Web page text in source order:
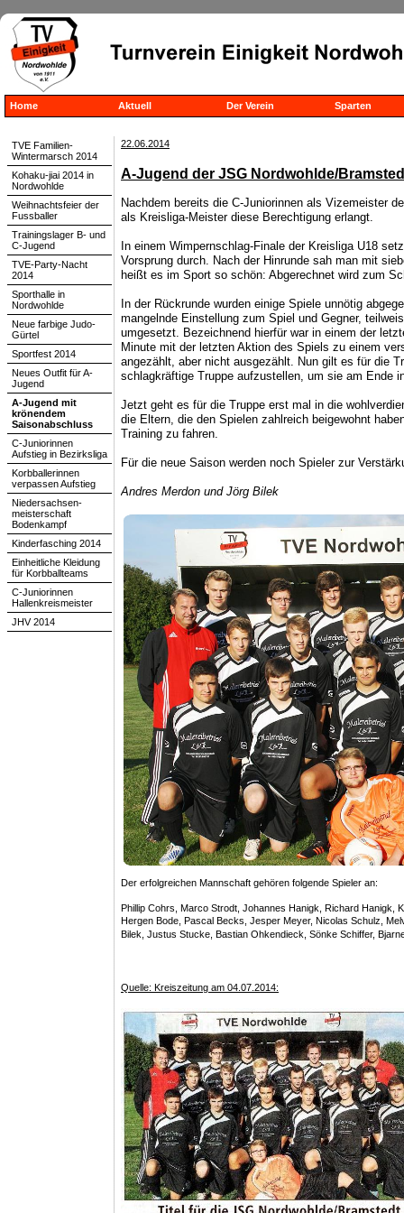
Home Aktuell Der Verein Sparten
22.06.2014
A-Jugend der JSG Nordwohlde/
Nachdem bereits die C-Juniorinnen als Vizemeister
als Kreisliga-Meister diese Berechtigung erlangt.
In einem Wimpernschlag-Finale der Kreisliga U18
Vorsprung durch. Nach der Hinrunde sah man mit
heißt es im Sport so schön: Abgerechnet wird zum
In der Rückrunde wurden einige Spiele unnötig
mangelnde Einstellung zum Spiel und Gegner,
umgesetzt. Bezeichnend hierfür war in einem der
Minute mit der letzten Aktion des Spiels zu einem
angezählt, aber nicht ausgezählt. Nun gilt es für die
schlagkräftige Truppe aufzustellen, um sie am Ende
Jetzt geht es für die Truppe erst mal in die
die Eltern, die den Spielen zahlreich beigewohnt
Training zu fahren.
Für die neue Saison werden noch Spieler zur
Andres Merdon und Jörg Bilek
Der erfolgreichen Mannschaft gehören folgende Spieler an:
Phillip Cohrs, Marco Strodt, Johannes Hanigk, Richard Hanigk,
Hergen Bode, Pascal Becks, Jesper Meyer, Nicolas Schulz,
Bilek, Justus Stucke, Bastian Ohkendieck, Sönke Schiffer,
Quelle: Kreiszeitung am 04.07.2014:
TVE Familien-
Wintermarsch 2014
Kohaku-jiai 2014 in
Nordwohlde
Weihnachtsfeier der
Fussballer
Trainingslager B- und
C-Jugend
TVE-Party-Nacht
2014
Sporthalle in
Nordwohlde
Neue farbige Judo-
Gürtel
Sportfest 2014
Neues Outfit für A-
Jugend
A-Jugend mit
krönendem
Saisonabschluss
C-Juniorinnen
Aufstieg in Bezirksliga
Korbballerinnen
verpassen Aufstieg
Niedersachsen-
meisterschaft
Bodenkampf
Kinderfasching 2014
Einheitliche Kleidung
für Korbballteams
C-Juniorinnen
Hallenkreismeister
JHV 2014